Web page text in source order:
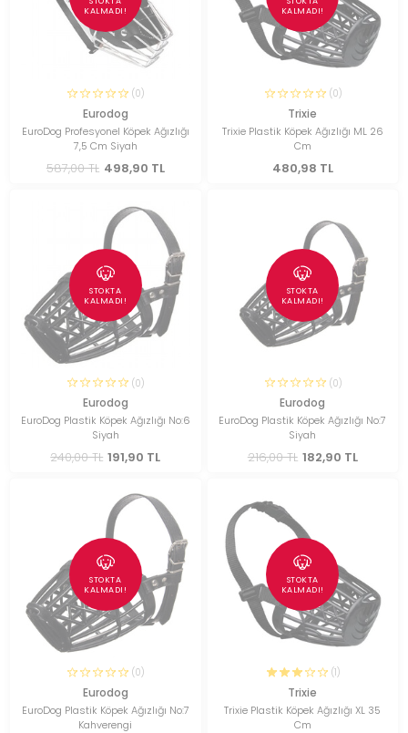
KALMADI!
(0)
Eurodog
EuroDog Profesyonel Köpek Ağızlığı
7,5 Cm Siyah
587,00 TL 498,90 TL
KALMADI!
(0)
Trixie
Trixie Plastik Köpek Ağızlığı ML 26
Cm
480,98 TL
STOKTA
KALMADI!
(0)
Eurodog
EuroDog Plastik Köpek Ağızlığı No:6
Siyah
240,00 TL 191,90 TL
STOKTA
KALMADI!
(0)
Eurodog
EuroDog Plastik Köpek Ağızlığı No:7
Siyah
216,00 TL 182,90 TL
STOKTA
KALMADI!
(0)
Eurodog
EuroDog Plastik Köpek Ağızlığı No:7
Kahverengi
STOKTA
KALMADI!
(1)
Trixie
Trixie Plastik Köpek Ağızlığı XL 35
Cm